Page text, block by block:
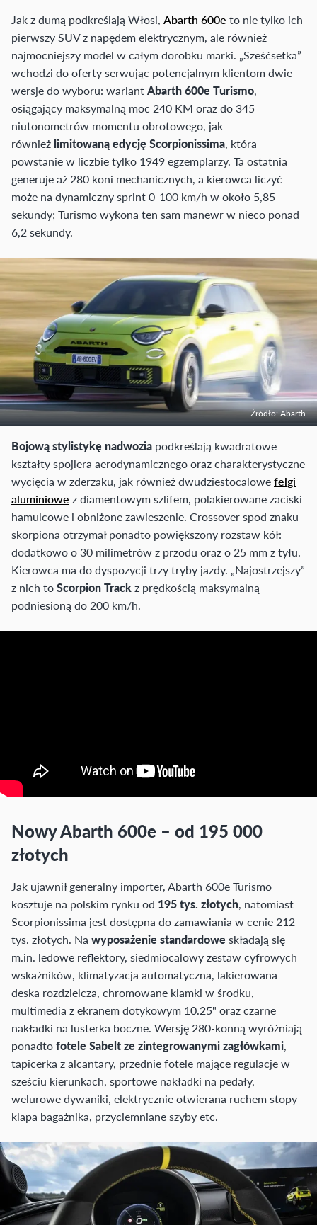
Jak z dumą podkreślają Włosi, Abarth 600e to nie tylko ich
pierwszy SUV z napędem elektrycznym, ale również
najmocniejszy model w całym dorobku marki. „Sześćsetka”
wchodzi do oferty serwując potencjalnym klientom dwie
wersje do wyboru: wariantAbarth 600e Turismo,
osiągający maksymalną moc 240 KM oraz do 345
niutonometrów momentu obrotowego, jak
również limitowaną edycję Scorpionissima, która
powstanie w liczbie tylko 1949 egzemplarzy. Ta ostatnia
generuje aż 280 koni mechanicznych, a kierowca liczyć
może na dynamiczny sprint 0-100 km/h w około 5,85
sekundy; Turismo wykona ten sam manewr w nieco ponad
6,2 sekundy.
Źródło: Abarth
Bojową stylistykę nadwozia podkreślają kwadratowe
kształty spojlera aerodynamicznego oraz charakterystyczne
wycięcia w zderzaku, jak również dwudziestocalowefelgi
aluminiowe z diamentowym szlifem, polakierowane zaciski
hamulcowe i obniżone zawieszenie. Crossover spod znaku
skorpiona otrzymał ponadto powiększony rozstaw kół:
dodatkowo o 30 milimetrów z przodu oraz o 25 mm z tyłu.
Kierowca ma do dyspozycji trzy tryby jazdy. „Najostrzejszy”
z nich toScorpion Trackz prędkością maksymalną
podniesioną do 200 km/h.
Nowy Abarth 600e – od 195 000
złotych
Jak ujawnił generalny importer, Abarth 600e Turismo
kosztuje na polskim rynku od 195 tys. złotych, natomiast
Scorpionissima jest dostępna do zamawiania w cenie 212
tys. złotych. Na wyposażenie standardowe składają się
m.in. ledowe reflektory, siedmiocalowy zestaw cyfrowych
wskaźników, klimatyzacja automatyczna, lakierowana
deska rozdzielcza, chromowane klamki w środku,
multimedia z ekranem dotykowym 10.25" oraz czarne
nakładki na lusterka boczne. Wersję 280-konną wyróżniają
ponadtofotele Sabelt ze zintegrowanymi zagłówkami,
tapicerka z alcantary, przednie fotele mające regulacje w
sześciu kierunkach, sportowe nakładki na pedały,
welurowe dywaniki, elektrycznie otwierana ruchem stopy
klapa bagażnika, przyciemniane szyby etc.